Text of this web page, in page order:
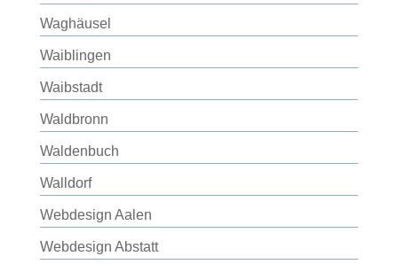
Waghäusel
Waiblingen
Waibstadt
Waldbronn
Waldenbuch
Walldorf
Webdesign Aalen
Webdesign Abstatt